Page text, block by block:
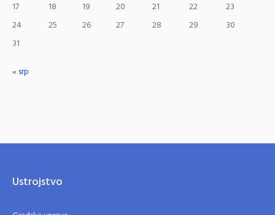
17
18 19 20 21 22
23
24
25 26 27 28 29
30
31
« srp
Ustrojstvo